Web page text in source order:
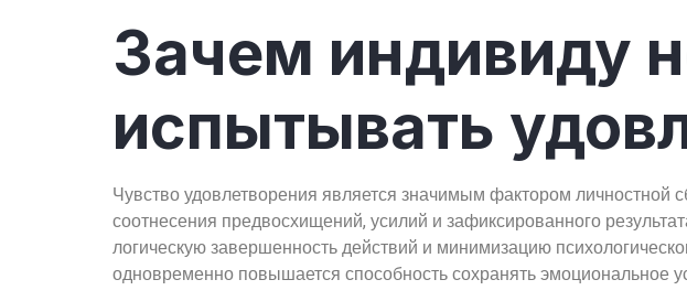
Зачем индивиду
испытывать
Чувство удовлетворения является значимым фактором личностной
соотнесения предвосхищений, усилий и зафиксированного
логическую завершенность действий и минимизацию
одновременно повышается способность сохранять эмоциональное